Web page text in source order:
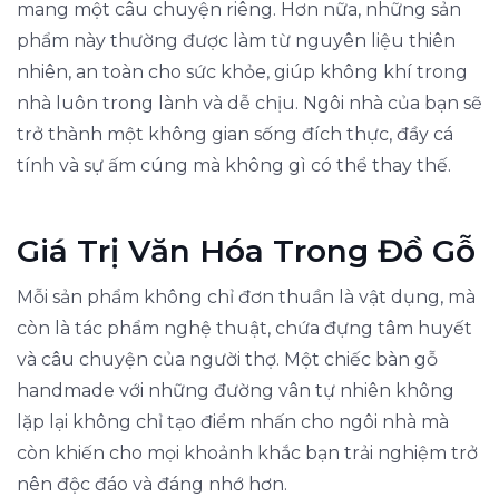
mang một câu chuyện riêng. Hơn nữa, những sản
phẩm này thường được làm từ nguyên liệu thiên
nhiên, an toàn cho sức khỏe, giúp không khí trong
nhà luôn trong lành và dễ chịu. Ngôi nhà của bạn sẽ
trở thành một không gian sống đích thực, đầy cá
tính và sự ấm cúng mà không gì có thể thay thế.
Giá Trị Văn Hóa Trong Đồ Gỗ
Mỗi sản phẩm không chỉ đơn thuần là vật dụng, mà
còn là tác phẩm nghệ thuật, chứa đựng tâm huyết
và câu chuyện của người thợ. Một chiếc bàn gỗ
handmade với những đường vân tự nhiên không
lặp lại không chỉ tạo điểm nhấn cho ngôi nhà mà
còn khiến cho mọi khoảnh khắc bạn trải nghiệm trở
nên độc đáo và đáng nhớ hơn.